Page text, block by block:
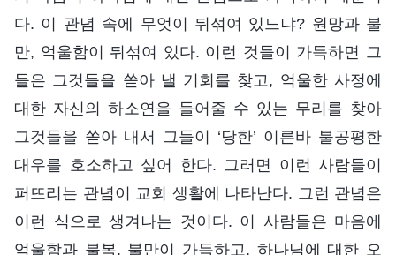
다. 이 관념 속에 무엇이 뒤섞여 있느냐? 원망과 불
만, 억울함이 뒤섞여 있다. 이런 것들이 가득하면 그
들은 그것들을 쏟아 낼 기회를 찾고, 억울한 사정에
대한 자신의 하소연을 들어줄 수 있는 무리를 찾아
그것들을 쏟아 내서 그들이 ‘당한’ 이른바 불공평한
대우를 호소하고 싶어 한다. 그러면 이런 사람들이
퍼뜨리는 관념이 교회 생활에 나타난다. 그런 관념은
이런 식으로 생겨나는 것이다. 이 사람들은 마음에
억울함과 불복, 불만이 가득하고, 하나님에 대한 오